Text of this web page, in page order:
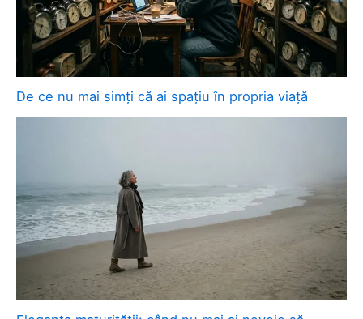
De ce nu mai simți că ai spațiu în propria viață